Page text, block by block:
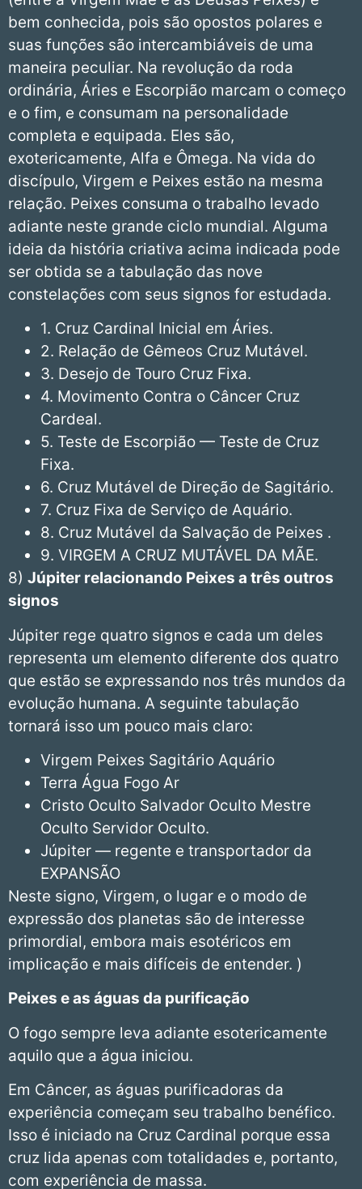
bem conhecida, pois são opostos polares e
suas funções são intercambiáveis de uma
maneira peculiar. Na revolução da roda
ordinária, Áries e Escorpião marcam o começo
e o fim, e consumam na personalidade
completa e equipada. Eles são,
exotericamente, Alfa e Ômega. Na vida do
discípulo, Virgem e Peixes estão na mesma
relação. Peixes consuma o trabalho levado
adiante neste grande ciclo mundial. Alguma
ideia da história criativa acima indicada pode
ser obtida se a tabulação das nove
constelações com seus signos for estudada.
1. Cruz Cardinal Inicial em Áries.
2. Relação de Gêmeos Cruz Mutável.
3. Desejo de Touro Cruz Fixa.
4. Movimento Contra o Câncer Cruz
Cardeal.
5. Teste de Escorpião — Teste de Cruz
Fixa.
6. Cruz Mutável de Direção de Sagitário.
7. Cruz Fixa de Serviço de Aquário.
8. Cruz Mutável da Salvação de Peixes .
9. VIRGEM A CRUZ MUTÁVEL DA MÃE.
8) Júpiter relacionando Peixes a três outros
signos
Júpiter rege quatro signos e cada um deles
representa um elemento diferente dos quatro
que estão se expressando nos três mundos da
evolução humana. A seguinte tabulação
tornará isso um pouco mais claro:
Virgem Peixes Sagitário Aquário
Terra Água Fogo Ar
Cristo Oculto Salvador Oculto Mestre
Oculto Servidor Oculto.
Júpiter — regente e transportador da
EXPANSÃO
Neste signo, Virgem, o lugar e o modo de
expressão dos planetas são de interesse
primordial, embora mais esotéricos em
implicação e mais difíceis de entender. )
Peixes e as águas da purificação
O fogo sempre leva adiante esotericamente
aquilo que a água iniciou.
Em Câncer, as águas purificadoras da
experiência começam seu trabalho benéfico.
Isso é iniciado na Cruz Cardinal porque essa
cruz lida apenas com totalidades e, portanto,
com experiência de massa.